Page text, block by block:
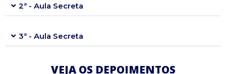
2ª - Aula Secreta
3ª - Aula Secreta
VEJA OS DEPOIMENTOS